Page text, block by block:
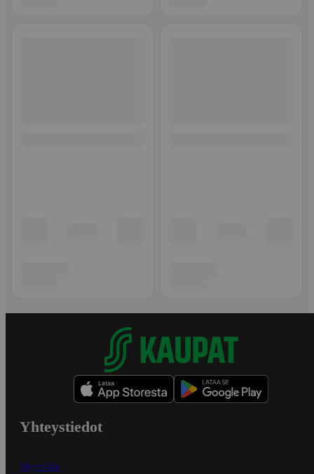
Yhteystiedot
Myymälät